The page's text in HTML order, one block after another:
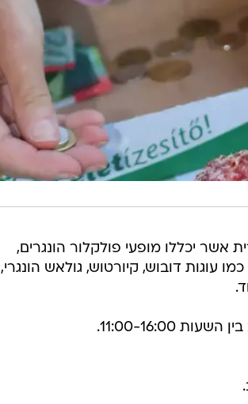
אשר יכללו מופעי פולקלור הונגרים,
עוגות דובוש, קיורטוש, גולאש הונגרי,